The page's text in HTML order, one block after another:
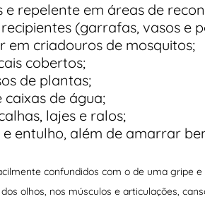
e repelente em áreas de
(garrafas, vasos e
em criadouros de mosquitos;
cobertos;
de plantas;
de água;
lajes e ralos;
entulho, além de amarrar
confundidos com o de uma gripe
olhos, nos músculos e articulações,